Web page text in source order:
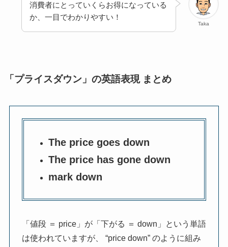
Taka
消費者にとっていくらお得になっている
か、一目でわかりやすい！
「プライスダウン」の英語表現 まとめ
The price goes down
The price has gone down
mark down
「値段 ＝ price」が「下がる ＝ down」という単語
は使われていますが、 “price down” のように組み